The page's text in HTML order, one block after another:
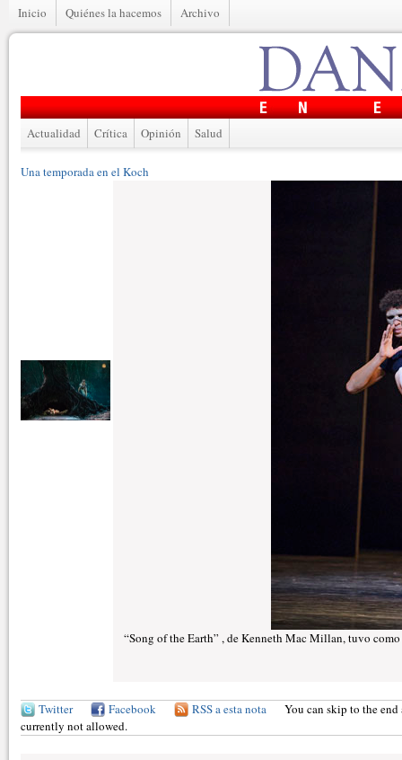
Inicio Quiénes la hacemos Archivo
Actualidad Crítica Opinión Salud
Una temporada en el Koch
“Song of the Earth” , de Kenneth Mac Millan, tuvo
Twitter Facebook RSS a esta nota
You can skip to the
currently not allowed.